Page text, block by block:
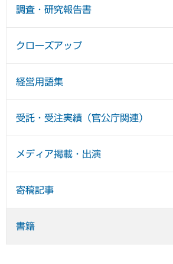
調査・研究報告書
クローズアップ
経営用語集
受託・受注実績（官公庁関連）
メディア掲載・出演
寄稿記事
書籍